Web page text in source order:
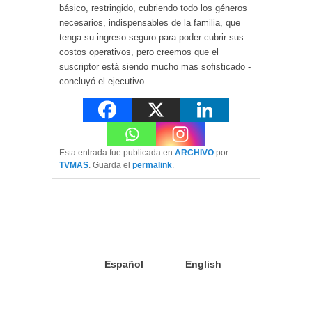
básico, restringido, cubriendo todo los géneros
necesarios, indispensables de la familia, que
tenga su ingreso seguro para poder cubrir sus
costos operativos, pero creemos que el
suscriptor está siendo mucho mas sofisticado -
concluyó el ejecutivo.
Esta entrada fue publicada en ARCHIVO por
TVMAS. Guarda el permalink.
Español English